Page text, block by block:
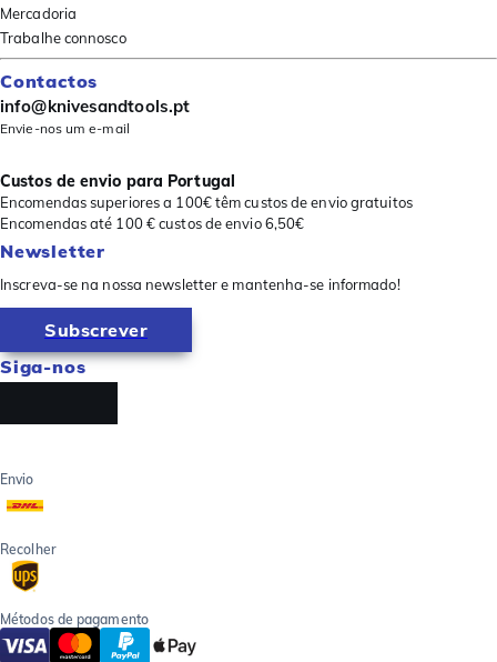
Mercadoria
Trabalhe connosco
Contactos
info@knivesandtools.pt
Envie-nos um e-mail
Custos de envio para Portugal
Encomendas superiores a 100€ têm custos de envio gratuitos
Encomendas até 100 € custos de envio 6,50€
Newsletter
Inscreva-se na nossa newsletter e mantenha-se informado!
Subscrever
Siga-nos
Envio
Recolher
Métodos de pagamento